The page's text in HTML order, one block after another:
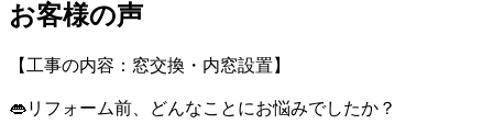
お客様の声
【工事の内容：窓交換・内窓設置】
👄リフォーム前、どんなことにお悩みでしたか？